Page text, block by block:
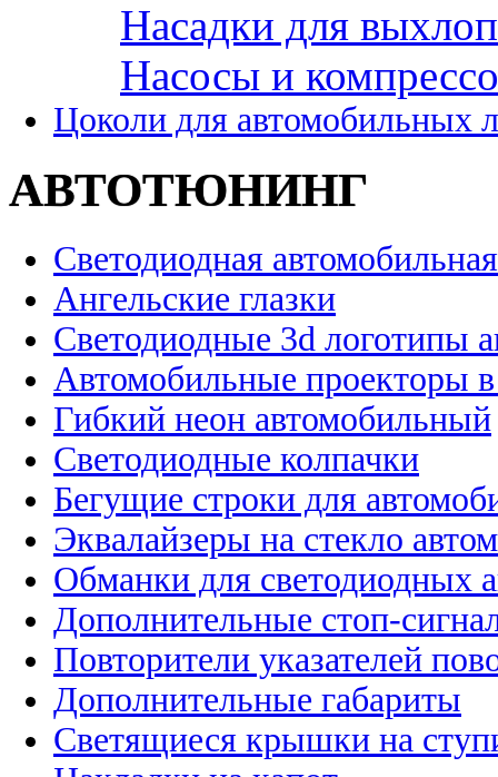
Насадки для
Насосы и
Цоколи для автомобильных
АВТОТЮНИНГ
Светодиодная
Ангельские глазки
Светодиодные 3d логотипы
Автомобильные проекторы
Гибкий неон автомобильный
Светодиодные колпачки
Бегущие строки для
Эквалайзеры на стекло
Обманки для светодиодных
Дополнительные стоп-
Повторители указателей
Дополнительные габариты
Светящиеся крышки на